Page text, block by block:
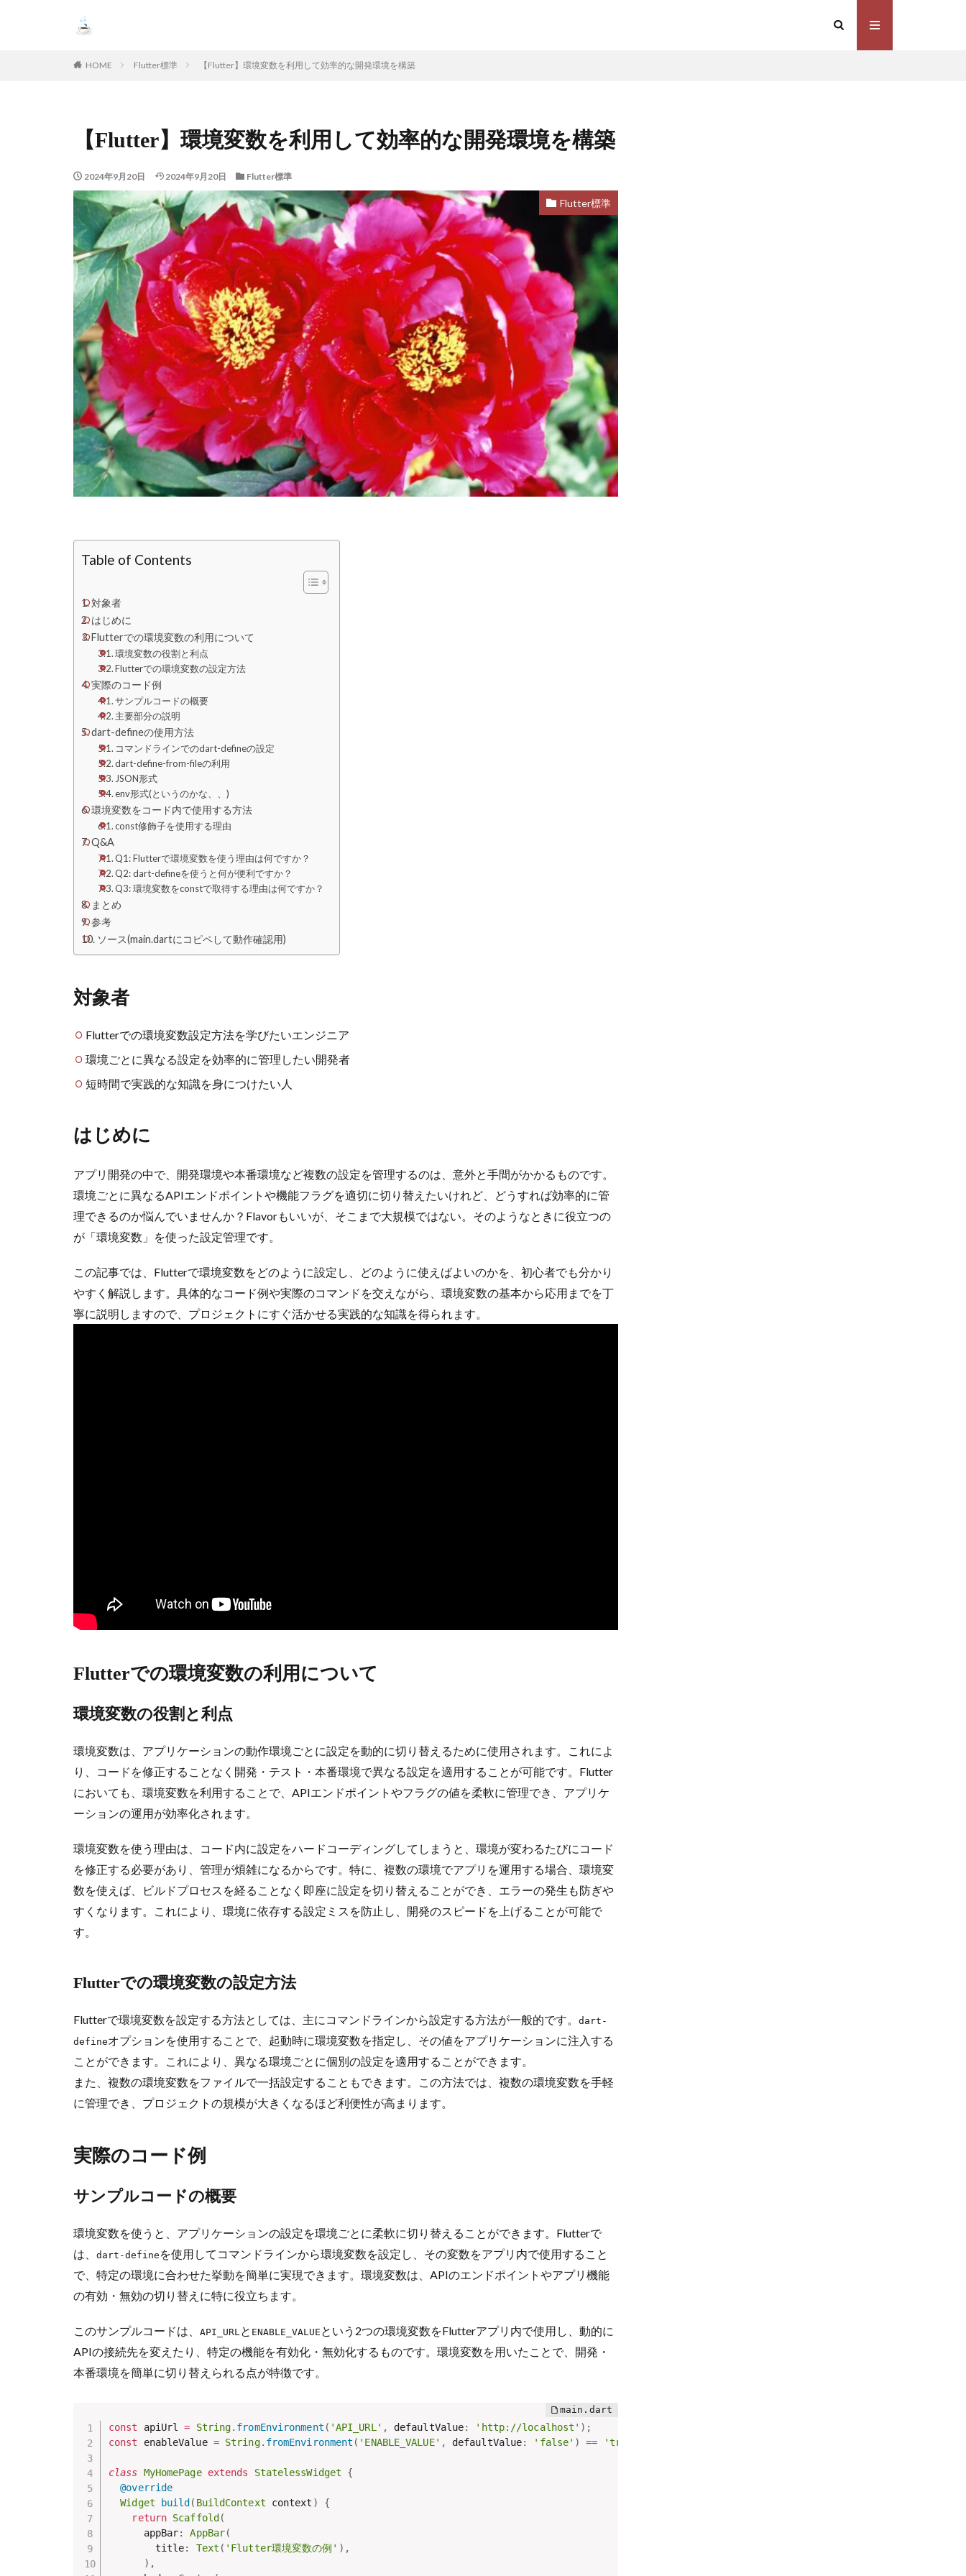
HOME Flutter標準 【Flutter】環境変数を利用して効率的な開発環境を構築
【Flutter】環境変数を利用して効率的な開発環境を構築
2024年9月20日 2024年9月20日 Flutter標準
Flutter標準
Table of Contents
対象者
はじめに
Flutterでの環境変数の利用について
環境変数の役割と利点
Flutterでの環境変数の設定方法
実際のコード例
サンプルコードの概要
主要部分の説明
dart-defineの使用方法
コマンドラインでのdart-defineの設定
dart-define-from-fileの利用
JSON形式
env形式(というのかな、、)
環境変数をコード内で使用する方法
const修飾子を使用する理由
Q&A
Q1: Flutterで環境変数を使う理由は何ですか？
Q2: dart-defineを使うと何が便利ですか？
Q3: 環境変数をconstで取得する理由は何ですか？
まとめ
参考
ソース(main.dartにコピペして動作確認用)
対象者
Flutterでの環境変数設定方法を学びたいエンジニア
環境ごとに異なる設定を効率的に管理したい開発者
短時間で実践的な知識を身につけたい人
はじめに
アプリ開発の中で、開発環境や本番環境など複数の設定を管理するのは、意外と手間がかかるものです。
環境ごとに異なるAPIエンドポイントや機能フラグを適切に切り替えたいけれど、どうすれば効率的に管
理できるのか悩んでいませんか？Flavorもいいが、そこまで大規模ではない。そのようなときに役立つの
が「環境変数」を使った設定管理です。
この記事では、Flutterで環境変数をどのように設定し、どのように使えばよいのかを、初心者でも分かり
やすく解説します。具体的なコード例や実際のコマンドを交えながら、環境変数の基本から応用までを丁
寧に説明しますので、プロジェクトにすぐ活かせる実践的な知識を得られます。
Flutterでの環境変数の利用について
環境変数の役割と利点
環境変数は、アプリケーションの動作環境ごとに設定を動的に切り替えるために使用されます。これによ
り、コードを修正することなく開発・テスト・本番環境で異なる設定を適用することが可能です。Flutter
においても、環境変数を利用することで、APIエンドポイントやフラグの値を柔軟に管理でき、アプリケ
ーションの運用が効率化されます。
環境変数を使う理由は、コード内に設定をハードコーディングしてしまうと、環境が変わるたびにコード
を修正する必要があり、管理が煩雑になるからです。特に、複数の環境でアプリを運用する場合、環境変
数を使えば、ビルドプロセスを経ることなく即座に設定を切り替えることができ、エラーの発生も防ぎや
すくなります。これにより、環境に依存する設定ミスを防止し、開発のスピードを上げることが可能で
す。
Flutterでの環境変数の設定方法
Flutterで環境変数を設定する方法としては、主にコマンドラインから設定する方法が一般的です。
dart-
defineオプションを使用することで、起動時に環境変数を指定し、その値をアプリケーションに注入する
ことができます。これにより、異なる環境ごとに個別の設定を適用することができます。
また、複数の環境変数をファイルで一括設定することもできます。この方法では、複数の環境変数を手軽
に管理でき、プロジェクトの規模が大きくなるほど利便性が高まります。
実際のコード例
サンプルコードの概要
環境変数を使うと、アプリケーションの設定を環境ごとに柔軟に切り替えることができます。Flutterで
は、
dart-define を使用してコマンドラインから環境変数を設定し、その変数をアプリ内で使用すること
で、特定の環境に合わせた挙動を簡単に実現できます。環境変数は、APIのエンドポイントやアプリ機能
の有効・無効の切り替えに特に役立ちます。
このサンプルコードは、 API_URL と ENABLE_VALUE という2つの環境変数をFlutterアプリ内で使用し、動的に
APIの接続先を変えたり、特定の機能を有効化・無効化するものです。環境変数を用いたことで、開発・
本番環境を簡単に切り替えられる点が特徴です。
const apiUrl = String. fromEnvironment ( 'API_URL' , defaultValue: 'http://localhost' ) ;
const enableValue = String. fromEnvironment ( 'ENABLE_VALUE' , defaultValue: 'false' ) == 'true'
class MyHomePage extends StatelessWidget
{
@override
Widget
build ( BuildContext context )
{
return Scaffold (
      appBar
: AppBar(
        title
: Text ( 'Flutter環境変数の例' ) ,
) ,